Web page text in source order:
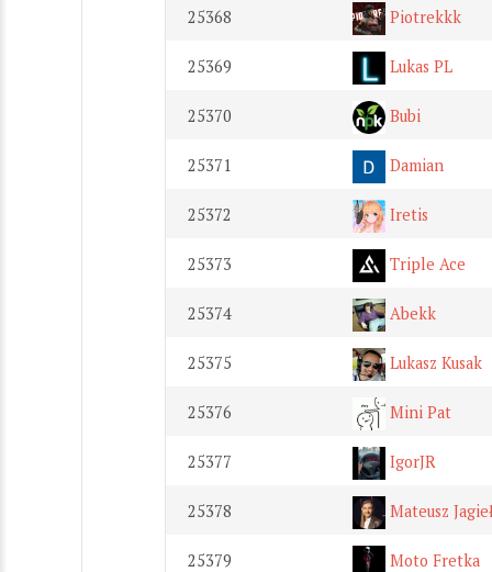
25368 Piotrekkk
25369 Lukas PL
25370 Bubi
25371 Damian
25372 Iretis
25373 Triple Ace
25374 Abekk
25375 Lukasz Kusak
25376 Mini Pat
25377 IgorJR
25378 Mateusz
25379 Moto Fretka